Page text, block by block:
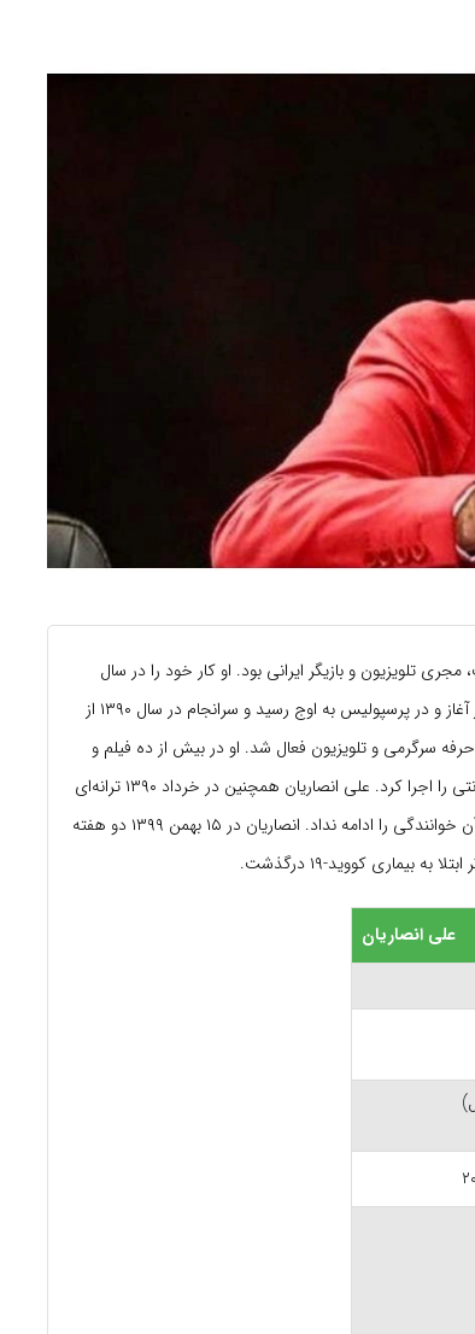
۱۳۹۹) فوتبالیست، مجری تلویزیون و بازیگر ایرانی بود. او کار خود را در سال
۱۳۷۵ و با بازی در باشگاه فوتبال فجر شهید سپاسی شیراز آغاز و در پرسپولیس به اوج رسید و سرانجام در سال ۱۳۹۰ از
سرگرمی و تلویزیون فعال شد. او در بیش از ده فیلم و
مجموعه تلویزیونی بازی کرد و چند برنامه تلویزیونی اینترنتی را اجرا کرد. علی انصاریان همچنین در خرداد ۱۳۹۰ ترانه‌ای
به نام «شدید» را به بازار موسیقی عرضه کرد. اما پس از آن خوانندگی را ادامه نداد. انصاریان در ۱۵ بهمن ۱۳۹۹ دو هفته
بیماری کووید-۱۹ درگذشت.
علی انصاریان